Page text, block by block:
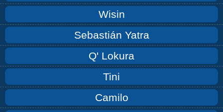
Wisin
Sebastián Yatra
Q' Lokura
Tini
Camilo